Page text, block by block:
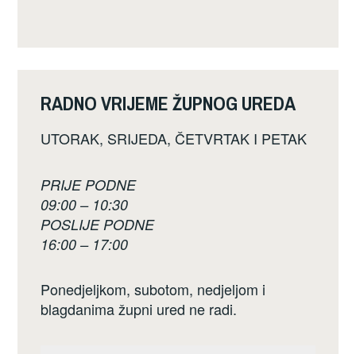
RADNO VRIJEME ŽUPNOG UREDA
UTORAK, SRIJEDA, ČETVRTAK I PETAK
PRIJE PODNE
09:00 – 10:30
POSLIJE PODNE
16:00 – 17:00
Ponedjeljkom, subotom, nedjeljom i
blagdanima župni ured ne radi.